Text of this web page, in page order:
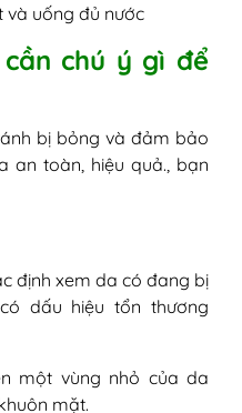
và uống đủ nước
chú ý gì để
bị bỏng và đảm bảo
an toàn, hiệu quả., bạn
định xem da có đang bị
dấu hiệu tổn thương
một vùng nhỏ của da
mặt.